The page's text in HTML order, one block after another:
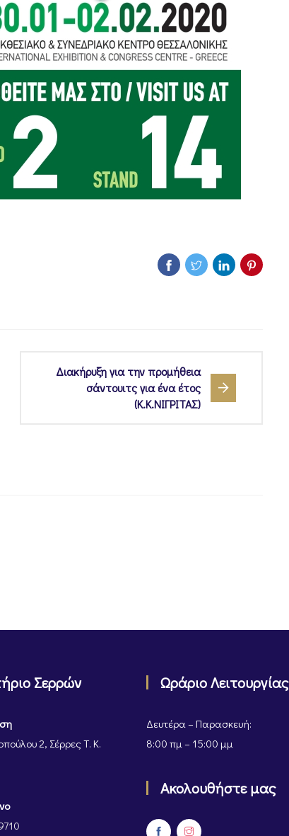
Διακήρυξη για την προμήθεια
σάντουιτς για ένα έτος
(Κ.Κ.ΝΙΓΡΙΤΑΣ)
Σερρών
2, Σέρρες Τ. Κ.
Ωράριο Λειτουργίας
Δευτέρα – Παρασκευή:
8:00 πμ – 15:00 μμ
Ακολουθήστε μας